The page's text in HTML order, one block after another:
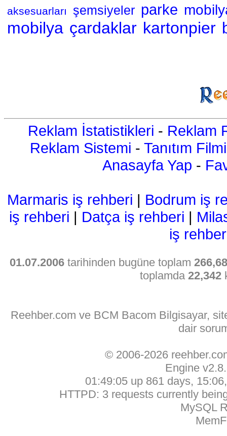
aksesuarları şemsiyeler parke
mobilya çardaklar kartonpier
Reklam İstatistikleri - Reklam
Reklam Sistemi - Tanıtım Filmi
Anasayfa Yap -
Marmaris iş rehberi | Bodrum iş
iş rehberi | Datça iş rehberi |
iş
01.07.2006 tarihinden bugüne toplam
toplamda 22,342
Reehber.com ve BCM Bacom Bilgisayar,
dair
© 2006-2026
Engine
01:49:05 up 861 days,
HTTPD: 3 requests currently
MySQL